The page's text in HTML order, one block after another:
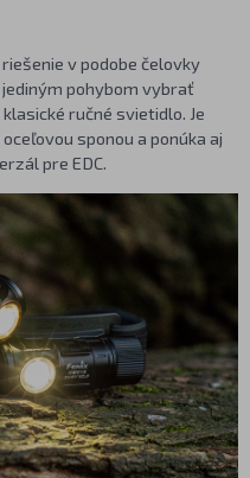
v podobe čelovky
jediným pohybom vybrať
ručné svietidlo. Je
sponou a ponúka aj
pre EDC.